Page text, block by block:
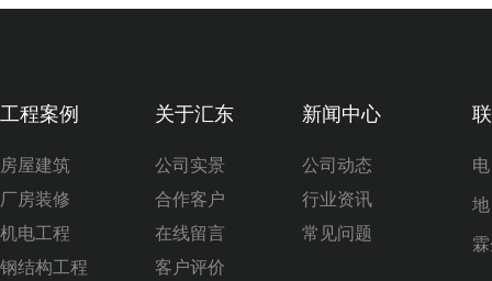
工程案例
房屋建筑
厂房装修
机电工程
钢结构工程
关于汇东
公司实景
合作客户
在线留言
客户评价
新闻中心
公司动态
行业资讯
常见问题